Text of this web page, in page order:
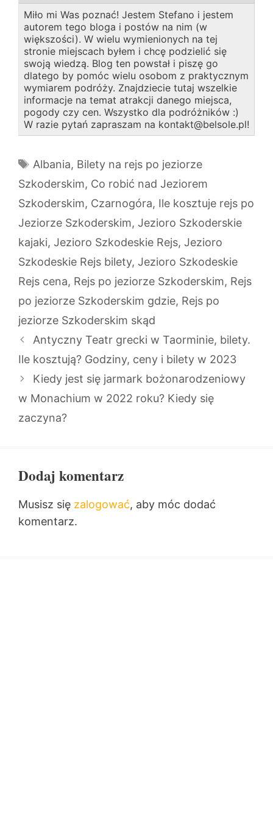
Miło mi Was poznać! Jestem Stefano i jestem
autorem tego bloga i postów na nim (w
większości). W wielu wymienionych na tej
stronie miejscach byłem i chcę podzielić się
swoją wiedzą. Blog ten powstał i piszę go
dlatego by pomóc wielu osobom z praktycznym
wymiarem podróży. Znajdziecie tutaj wszelkie
informacje na temat atrakcji danego miejsca,
pogody czy cen. Wszystko dla podróżników :)
W razie pytań zapraszam na kontakt@belsole.pl!
Tagi
Albania, Bilety na rejs po jeziorze
Szkoderskim, Co robić nad Jeziorem
Szkoderskim, Czarnogóra, Ile kosztuje rejs po
Jeziorze Szkoderskim, Jezioro Szkoderskie
kajaki, Jezioro Szkodeskie Rejs, Jezioro
Szkodeskie Rejs bilety, Jezioro Szkodeskie
Rejs cena, Rejs po jeziorze Szkoderskim, Rejs
po jeziorze Szkoderskim gdzie, Rejs po
jeziorze Szkoderskim skąd
Antyczny Teatr grecki w Taorminie, bilety.
Ile kosztują? Godziny, ceny i bilety w 2023
Kiedy jest się jarmark bożonarodzeniowy
w Monachium w 2022 roku? Kiedy się
zaczyna?
Dodaj komentarz
Musisz się zalogować, aby móc dodać
komentarz.